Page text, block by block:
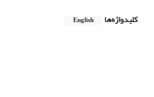
کلیدواژه‌ها English